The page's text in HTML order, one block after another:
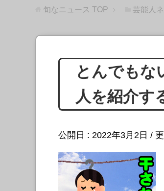
旬なニュース TOP 芸能人
とんでもな
人を紹介す
公開日 : 2022年3月2日 /